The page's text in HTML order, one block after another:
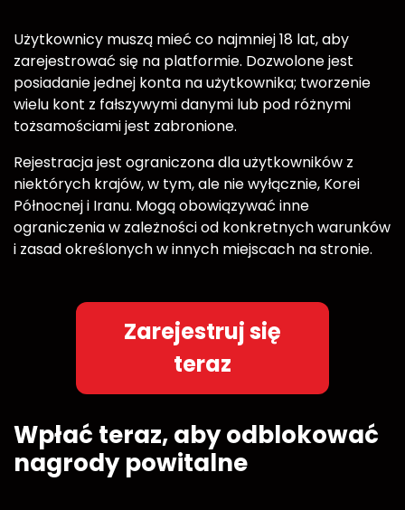
Użytkownicy muszą mieć co najmniej 18 lat, aby
zarejestrować się na platformie. Dozwolone jest
posiadanie jednej konta na użytkownika; tworzenie
wielu kont z fałszywymi danymi lub pod różnymi
tożsamościami jest zabronione.
Rejestracja jest ograniczona dla użytkowników z
niektórych krajów, w tym, ale nie wyłącznie, Korei
Północnej i Iranu. Mogą obowiązywać inne
ograniczenia w zależności od konkretnych warunków
i zasad określonych w innych miejscach na stronie.
Zarejestruj się
teraz
Wpłać teraz, aby odblokować
nagrody powitalne